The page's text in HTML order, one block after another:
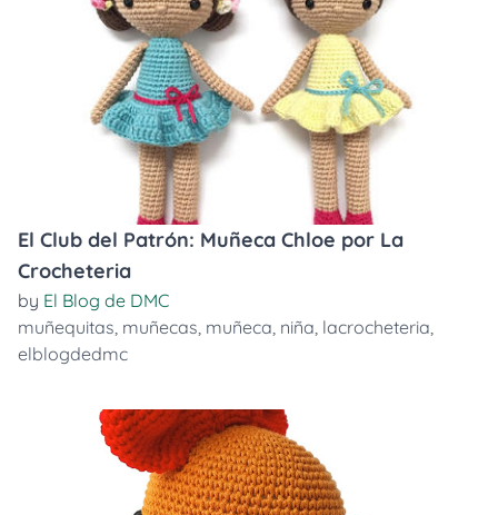
El Club del Patrón: Muñeca Chloe por La
Crocheteria
by El Blog de DMC
muñequitas, muñecas, muñeca, niña, lacrocheteria,
elblogdedmc